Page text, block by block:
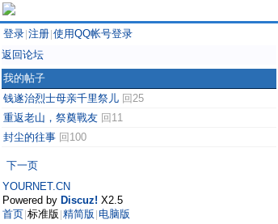
登录 注册 使用QQ帐号登录
返回论坛
我的帖子
钱遂治烈士母亲千里祭儿 回25
重返老山，祭奠戰友 回11
封尘的往事 回100
下一页
YOURNET.CN
Powered by Discuz! X2.5
首页 标准版 精简版 电脑版